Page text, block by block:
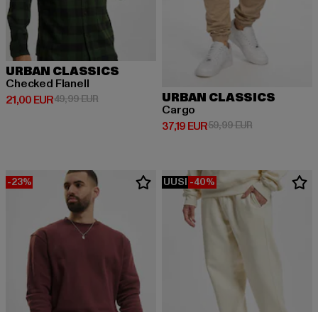
URBAN CLASSICS
Checked Flanell
21,00 EUR
Ajankohtainen hinta: 21,00 EUR
49,99 EURKampanjahinta: 49,99 EURURBAN CLASSICS
Cargo
37,19 EUR
Ajankohtainen hinta: 37,19 EUR
59,99 EUR
-23% UUSI -40%